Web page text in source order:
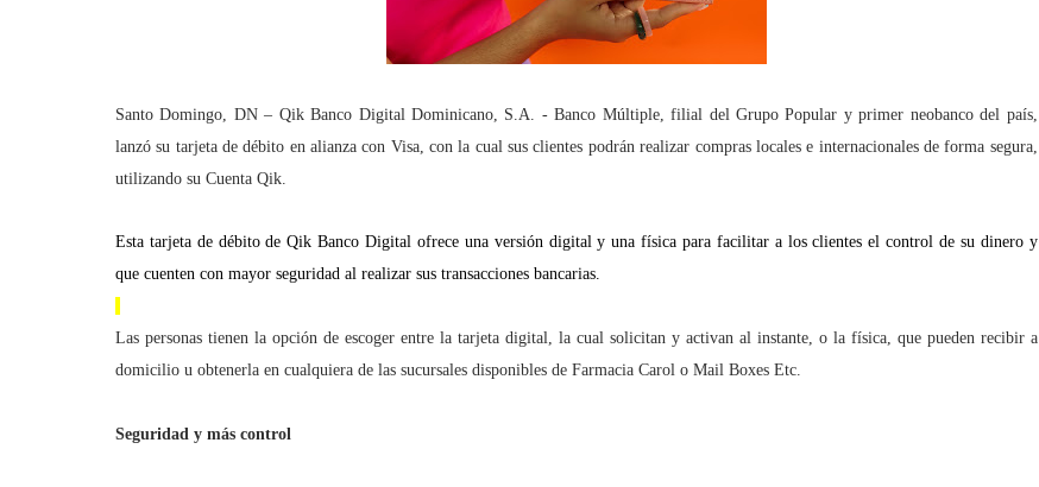
Santo Domingo, DN – Qik Banco Digital Dominicano, S.A. - Banco Múltiple, filial del Grupo Popular y primer neobanco del país,
lanzó su tarjeta de débito en alianza con Visa, con la cual sus clientes podrán realizar compras locales e internacionales de forma segura,
utilizando su Cuenta Qik.
Esta tarjeta de débito de Qik Banco Digital ofrece una versión digital y una física para facilitar a los clientes el control de su dinero y
que cuenten con mayor seguridad al realizar sus transacciones bancarias.
Las personas tienen la opción de escoger entre la tarjeta digital, la cual solicitan y activan al instante, o la física, que pueden recibir a
domicilio u obtenerla en cualquiera de las sucursales disponibles de Farmacia Carol o Mail Boxes Etc.
Seguridad y más control